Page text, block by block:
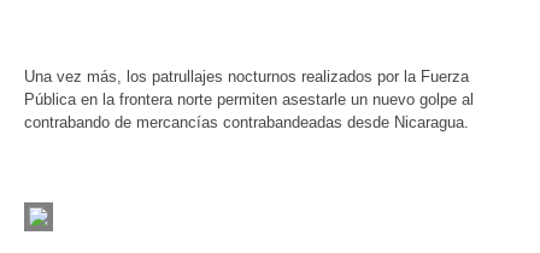
Una vez más, los patrullajes nocturnos realizados por la Fuerza
Pública en la frontera norte permiten asestarle un nuevo golpe al
contrabando de mercancías contrabandeadas desde Nicaragua.